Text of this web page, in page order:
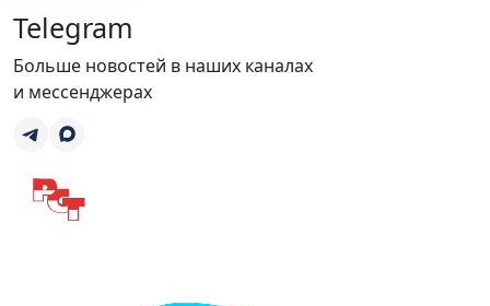
Telegram
Больше новостей в наших каналах
и мессенджерах